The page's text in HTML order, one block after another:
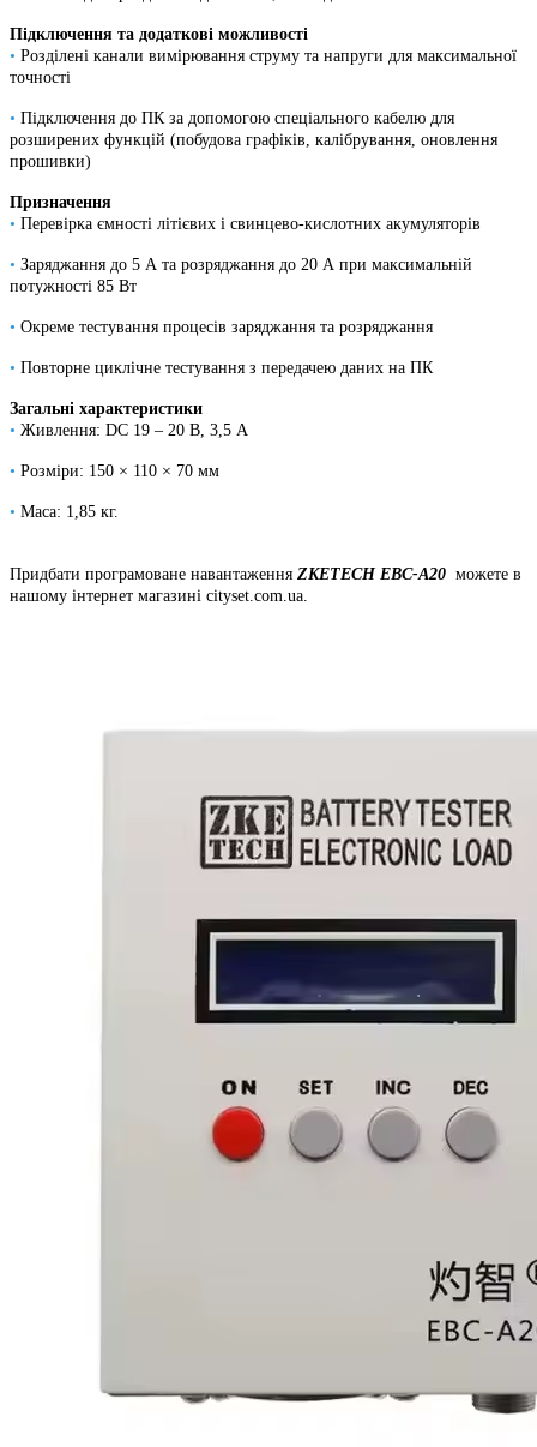
Підключення та додаткові можливості
• Розділені канали вимірювання струму та напруги для максимальної
точності
• Підключення до ПК за допомогою спеціального кабелю для
розширених функцій (побудова графіків, калібрування, оновлення
прошивки)
Призначення
• Перевірка ємності літієвих і свинцево-кислотних акумуляторів
• Заряджання до 5 А та розряджання до 20 А при максимальній
потужності 85 Вт
• Окреме тестування процесів заряджання та розряджання
• Повторне циклічне тестування з передачею даних на ПК
Загальні характеристики
• Живлення: DC 19 – 20 В, 3,5 А
• Розміри: 150 × 110 × 70 мм
• Маса: 1,85 кг.
Придбати програмоване навантаження ZKETECH EBC-A20 можете в
нашому інтернет магазині cityset.com.ua.